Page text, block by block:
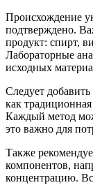
Происхождение
подтверждено.
продукт: спирт,
Лабораторные
исходных
Следует
как
Каждый метод
это важно для
Также
компонентов,
концентрацию.